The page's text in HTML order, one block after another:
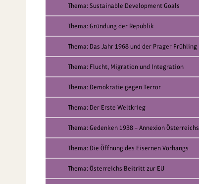
Thema: Sustainable Development Goals
Thema: Gründung der Republik
Thema: Das Jahr 1968 und der Prager Frühling
Thema: Flucht, Migration und Integration
Thema: Demokratie gegen Terror
Thema: Der Erste Weltkrieg
Thema: Gedenken 1938 – Annexion Österreichs
Thema: Die Öffnung des Eisernen Vorhangs
Thema: Österreichs Beitritt zur EU